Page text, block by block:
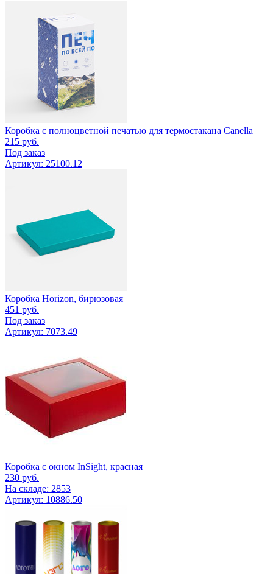
Коробка с полноцветной печатью для термостакана Canella
215 руб.
Под заказ
Артикул: 25100.12
Коробка Horizon, бирюзовая
451 руб.
Под заказ
Артикул: 7073.49
Коробка с окном InSight, красная
230 руб.
На складе: 2853
Артикул: 10886.50